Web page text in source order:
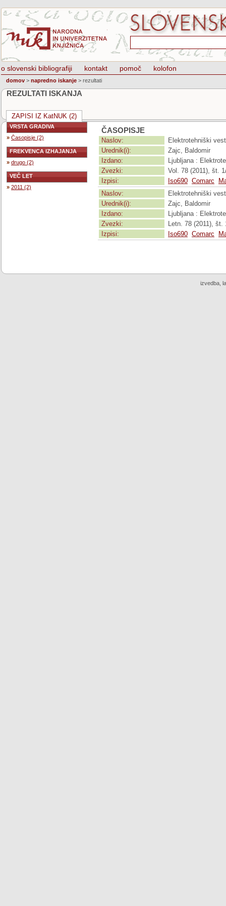
o slovenski bibliografiji kontakt pomoč kolofon
domov > napredno iskanje > rezultati
REZULTATI ISKANJA
ZAPISI IZ KatNUK (2)
VRSTA GRADIVA
» Časopisje (2)
FREKVENCA IZHAJANJA
» drugo (2)
VEČ LET
» 2011 (2)
ČASOPISJE
Naslov:
Elektrotehniški
Urednik(i):
Zajc, Baldomir
Izdano:
Ljubljana :
Zvezki:
Vol. 78 (2011), št.
Izpisi:
Iso690 Comarc
Naslov:
Elektrotehniški
Urednik(i):
Zajc, Baldomir
Izdano:
Ljubljana :
Zvezki:
Letn. 78 (2011), št.
Izpisi:
Iso690 Comarc
izvedba,